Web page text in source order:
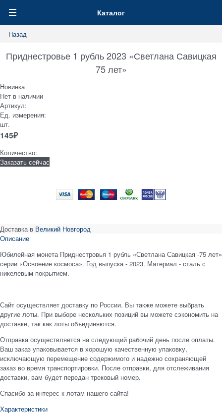
Каталог
Назад
Приднестровье 1 рубль 2023 «Светлана Савицкая
75 лет»
Новинка
Нет в наличии
Артикул:
Ед. измерения:
шт.
145₽
Количество:
Заказать сейчас
Доставка в Великий Новгород
Описание
Юбилейная монета Приднестровья 1 рубль «Светлана Савицкая -75 лет»
серии «Освоение космоса». Год выпуска - 2023. Материал - сталь с
никелевым покрытием.
Сайт осуществляет доставку по России. Вы также можете выбрать
другие лоты. При выборе нескольких позиций вы можете сэкономить на
доставке, так как лоты объединяются.
Отправка осуществляется на следующий рабочий день после оплаты.
Ваш заказ упаковывается в хорошую качественную упаковку,
исключающую перемещение содержимого и надежно сохраняющей
заказ во время транспортировки. После отправки, для отслеживания
доставки, вам будет передан трековый номер.
Спасибо за интерес к лотам нашего сайта!
Характеристики